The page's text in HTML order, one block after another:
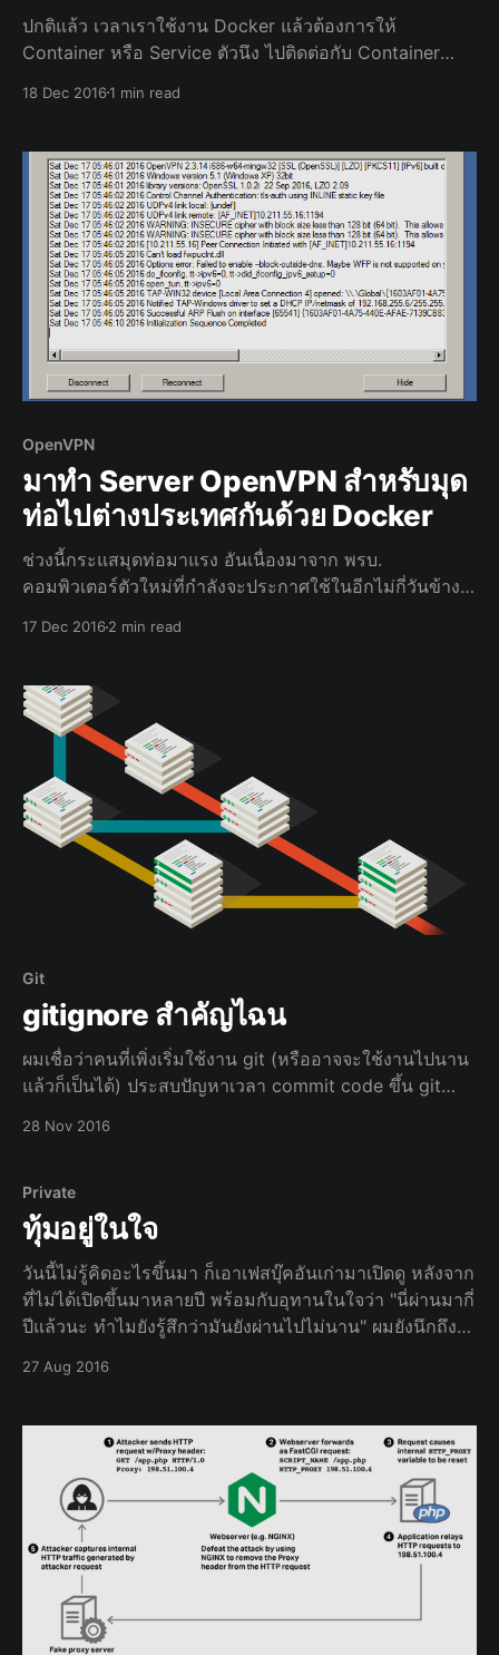
ปกติแล้ว เวลาเราใช้งาน Docker แล้วต้องการให้
Container หรือ Service ตัวนึง ไปติดต่อกับ Container
Service ในการอ้างอิงได้เลย แต่เมื่อต้องการใช้ Openresty
18 Dec 20161 min read
OpenVPN
มาทำ Server OpenVPN สำหรับมุด
ท่อไปต่างประเทศกันด้วย Docker
ช่วงนี้กระแสมุดท่อมาแรง อันเนื่องมาจาก พรบ.
คอมพิวเตอร์ตัวใหม่ที่กำลังจะประกาศใช้ในอีกไม่กี่วันข้าง
17 Dec 20162 min read
Git
gitignore สำคัญไฉน
ผมเชื่อว่าคนที่เพิ่งเริ่มใช้งาน git (หรืออาจจะใช้งานไปนาน
แล้วก็เป็นได้) ประสบปัญหาเวลา commit code ขึ้น git
28 Nov 2016
Private
ทุ้มอยู่ในใจ
วันนี้ไม่รู้คิดอะไรขึ้นมา ก็เอาเฟสบุ๊คอันเก่ามาเปิดดู หลังจาก
ที่ไม่ได้เปิดขึ้นมาหลายปี พร้อมกับอุทานในใจว่า "นี่ผ่านมากี่
ปีแล้วนะ ทำไมยังรู้สึกว่ามันยังผ่านไปไม่นาน" ผมยังนึกถึง
27 Aug 2016